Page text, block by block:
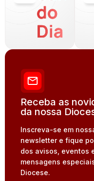
do
Dia
Receba as
da nossa
Inscreva-se em
newsletter e fique
dos avisos, eventos
mensagens
Diocese.